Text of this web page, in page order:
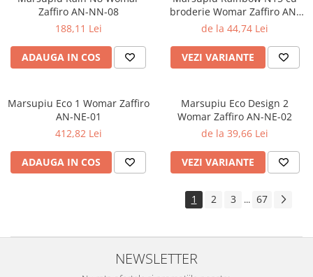
Zaffiro AN-NN-08
188,11 Lei
ADAUGA IN COS
broderie Womar Zaffiro AN-
NZ-15E
de la 44,74 Lei
VEZI VARIANTE
Marsupiu Eco 1 Womar Zaffiro
AN-NE-01
412,82 Lei
ADAUGA IN COS
Marsupiu Eco Design 2
Womar Zaffiro AN-NE-02
de la 39,66 Lei
VEZI VARIANTE
1 2 3 ... 67
NEWSLETTER